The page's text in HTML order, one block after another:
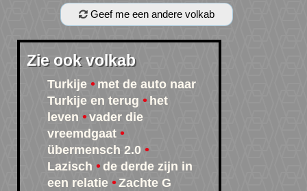
Geef me een andere volkab
Zie ook volkab
Turkije
met de auto naar
Turkije en terug
het
leven
vader die
vreemdgaat
übermensch 2.0
Lazisch
de derde zijn in
een relatie
Zachte G